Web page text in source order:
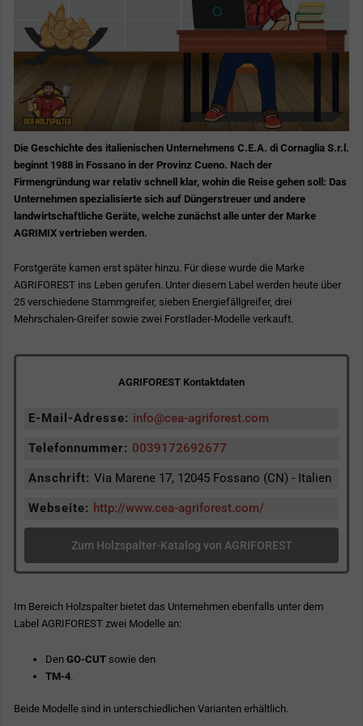
Die Geschichte des italienischen Unternehmens C.E.A. di Cornaglia S.r.l.
beginnt 1988 in Fossano in der Provinz Cueno. Nach der
Firmengründung war relativ schnell klar, wohin die Reise gehen soll: Das
Unternehmen spezialisierte sich auf Düngerstreuer und andere
landwirtschaftliche Geräte, welche zunächst alle unter der Marke
AGRIMIX vertrieben werden.
Forstgeräte kamen erst später hinzu. Für diese wurde die Marke
AGRIFOREST ins Leben gerufen. Unter diesem Label werden heute über
25 verschiedene Stammgreifer, sieben Energiefällgreifer, drei
Mehrschalen-Greifer sowie zwei Forstlader-Modelle verkauft.
AGRIFOREST Kontaktdaten
E-Mail-Adresse: info@cea-agriforest.com
Telefonnummer: 0039172692677
Anschrift: Via Marene 17, 12045 Fossano (CN) - Italien
Webseite: http://www.cea-agriforest.com/
Zum Holzspalter-Katalog von AGRIFOREST
Im Bereich Holzspalter bietet das Unternehmen ebenfalls unter dem
Label AGRIFOREST zwei Modelle an:
Den GO-CUT sowie den
TM-4.
Beide Modelle sind in unterschiedlichen Varianten erhältlich.